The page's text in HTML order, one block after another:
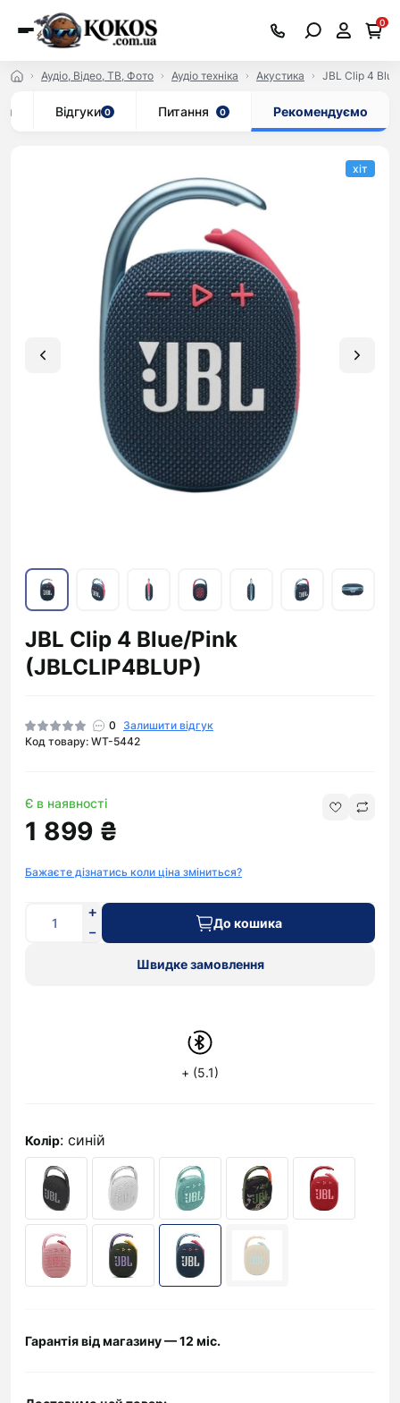
0
Аудіо, Відео, ТВ, Фото Аудіо техніка Акустика JBL Clip 4
Відгуки 0 Питання 0 Рекомендуємо
хіт
JBL Clip 4 Blue/Pink
(JBLCLIP4BLUP)
0
Залишити відгук
Код товару: WT-5442
Є в наявності
1 899 ₴
Бажаєте дізнатись коли ціна зміниться?
До кошика
Швидке замовлення
+ (5.1)
Колір: синій
Гарантія від магазину — 12 міс.